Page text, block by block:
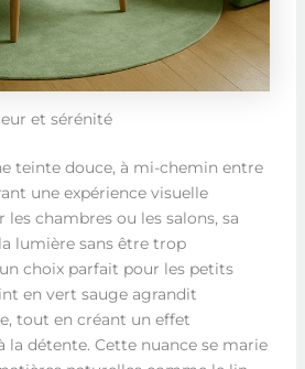
et sérénité
teinte douce, à mi-chemin entre
une expérience visuelle
les chambres ou les salons, sa
lumière sans être trop
choix parfait pour les petits
en vert sauge agrandit
tout en créant un effet
la détente. Cette nuance se marie